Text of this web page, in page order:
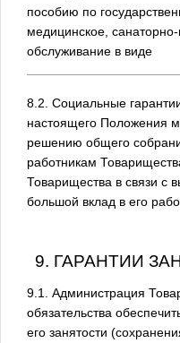
пособию по
медицинское,
обслуживание в виде
8.2. Социальные
настоящего Положения
решению общего
работникам
Товарищества в связи с
большой вклад в его
9. ГАРАНТИИ
9.1. Администрация
обязательства
его занятости